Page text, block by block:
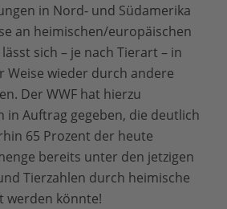
in Nord- und Südamerika
an heimischen/europäischen
sich – je nach Tierart – in
Weise wieder durch andere
Der WWF hat hierzu
Auftrag gegeben, die deutlich
65 Prozent der heute
bereits unter den jetzigen
Tierzahlen durch heimische
werden könnte!